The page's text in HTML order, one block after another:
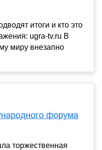
итоги и кто это
ugra-tv.ru В
миру внезапно
форума
торжественная